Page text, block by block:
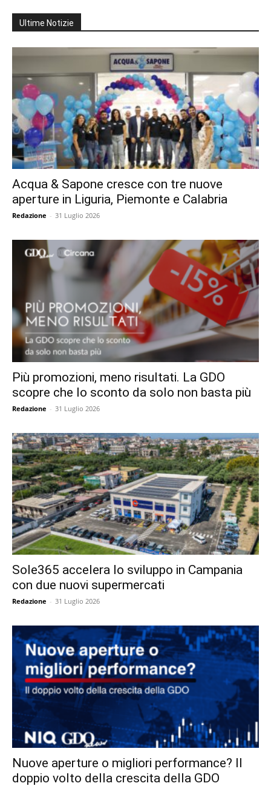
Ultime Notizie
Acqua & Sapone cresce con tre nuove
aperture in Liguria, Piemonte e Calabria
Redazione - 31 Luglio 2026
Più promozioni, meno risultati. La GDO
scopre che lo sconto da solo non basta più
Redazione - 31 Luglio 2026
Sole365 accelera lo sviluppo in Campania
con due nuovi supermercati
Redazione - 31 Luglio 2026
Nuove aperture o migliori performance? Il
doppio volto della crescita della GDO